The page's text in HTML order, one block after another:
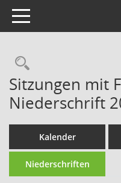
Toggle navigation
Sitzungen mit
Niederschrift
Kalender
Niederschriften